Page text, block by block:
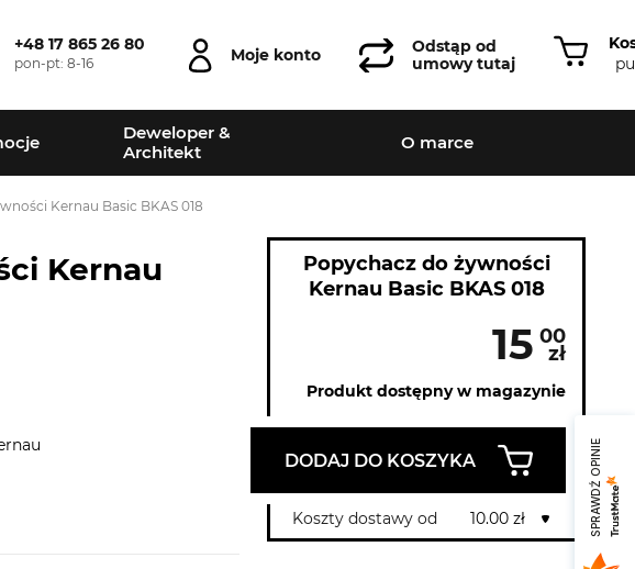
+48 17 865 26 80
pon-pt: 8-16 Moje konto
Odstąp od
umowy tutaj
Deweloper &
Architekt
O marce
Kernau Basic BKAS 018
Kernau
Popychacz do żywności
Kernau Basic BKAS 018
15 00
zł
Produkt dostępny w magazynie
DODAJ DO KOSZYKA
Koszty dostawy od 10.00 zł SPRAWDŹ OPINIE